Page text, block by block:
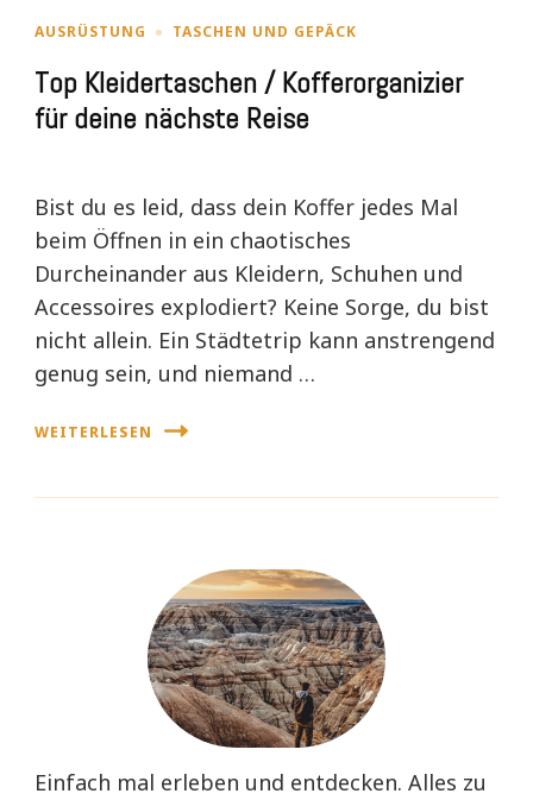
AUSRÜSTUNG TASCHEN UND GEPÄCK
Top Kleidertaschen / Kofferorganizier
für deine nächste Reise
Bist du es leid, dass dein Koffer jedes Mal
beim Öffnen in ein chaotisches
Durcheinander aus Kleidern, Schuhen und
Accessoires explodiert? Keine Sorge, du bist
nicht allein. Ein Städtetrip kann anstrengend
genug sein, und niemand …
WEITERLESEN
Einfach mal erleben und entdecken. Alles zu